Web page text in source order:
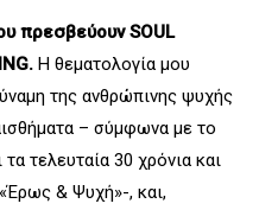
πρεσβεύουνSOUL
. Η θεματολογία μου
της ανθρώπινης ψυχής
– σύμφωνα με το
τελευταία 30 χρόνια και
& Ψυχή»-, και,